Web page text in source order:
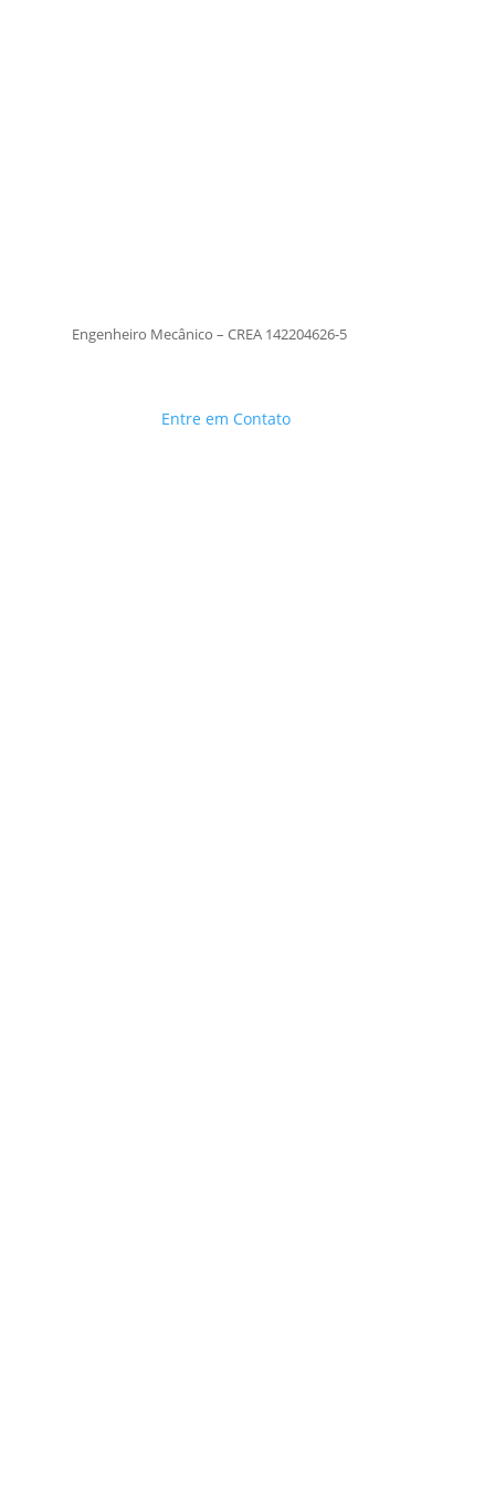
Engenheiro Mecânico – CREA 142204626-5
Entre em Contato